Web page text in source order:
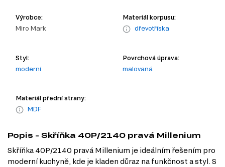
Výrobce:
Miro Mark
Materiál korpusu:
dřevotříska
Styl:
moderní
Povrchová úprava:
malovaná
Materiál přední strany:
MDF
Popis - Skříňka 40P/2140 pravá Millenium
Skříňka 40P/2140 pravá Millenium je ideálním řešením pro
moderní kuchyně, kde je kladen důraz na funkčnost a styl. S